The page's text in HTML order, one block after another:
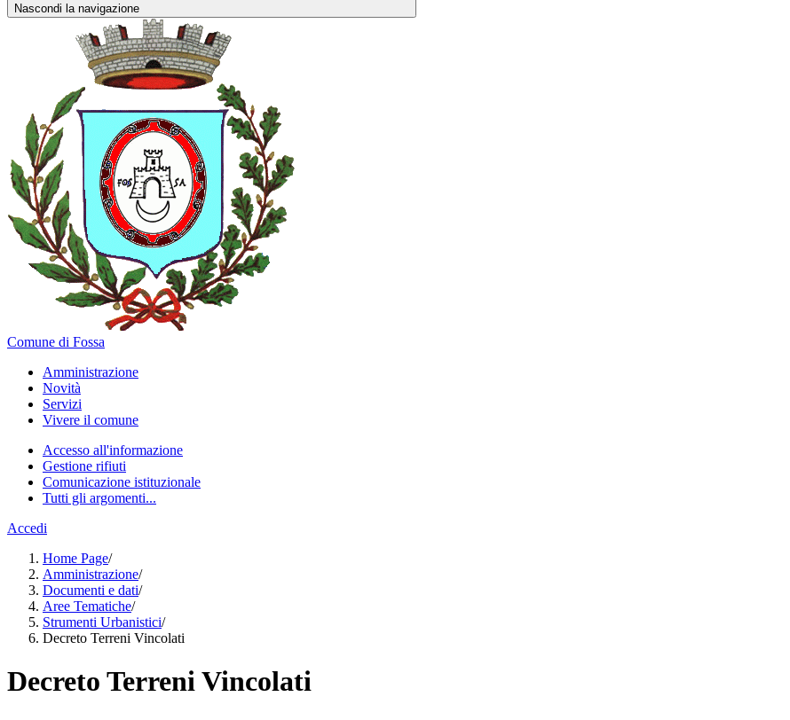
Nascondi la navigazione
Comune di Fossa
Amministrazione
Novità
Servizi
Vivere il comune
Accesso all'informazione
Gestione rifiuti
Comunicazione istituzionale
Tutti gli argomenti...
Accedi
Home Page/
Amministrazione/
Documenti e dati/
Aree Tematiche/
Strumenti Urbanistici/
Decreto Terreni Vincolati
Decreto Terreni Vincolati